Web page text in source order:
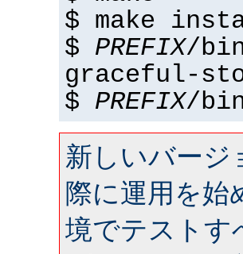
$ make
$ PREFIX/
graceful-
$ PREFIX/
新しいバージ
際に運用を始
境でテストす